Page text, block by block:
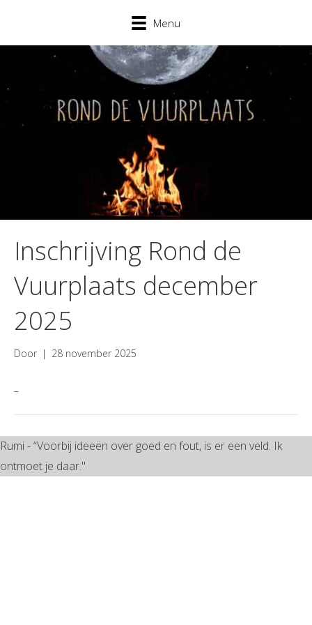
Menu
Inschrijving Rond de
Vuurplaats december
2025
Door | 28 november 2025
–
Rumi - “Voorbij ideeën over goed en fout, is er een veld. Ik
ontmoet je daar."